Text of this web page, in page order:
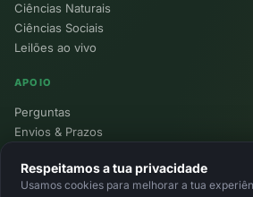
Ciências Naturais
Ciências Sociais
Leilões ao vivo
APOIO
Perguntas
Envios & Prazos
Devoluções
Minha Conta
Respeitamos a tua privacidade
Usamos cookies para melhorar a tua